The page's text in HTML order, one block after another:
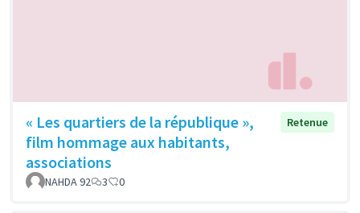
« Les quartiers de la république »,
film hommage aux habitants,
associations
Retenue
NAHDA 92 3 0